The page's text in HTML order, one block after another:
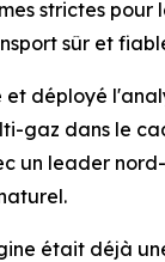
strictes pour
sûr et
et déployé
gaz dans le
un leader
était déjà